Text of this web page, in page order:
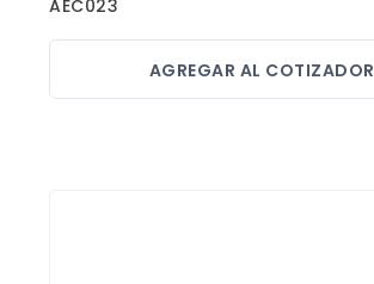
AEC023
AGREGAR AL COTIZADOR